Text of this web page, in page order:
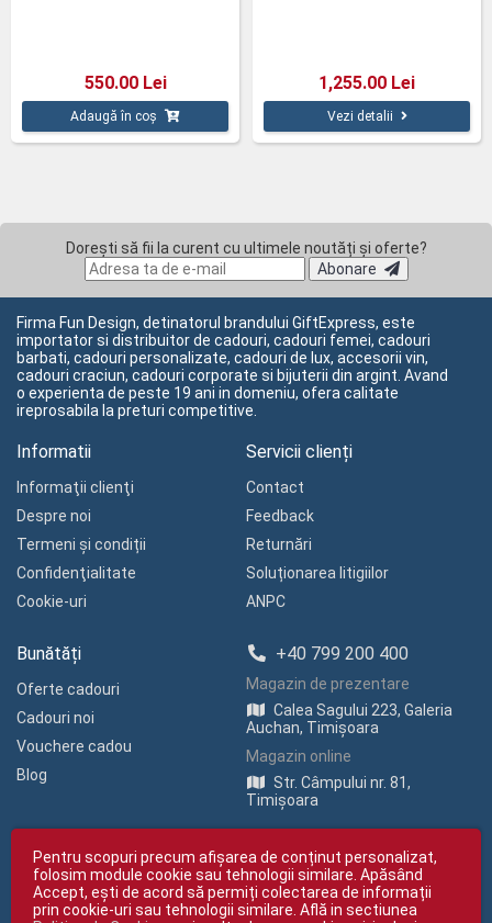
550.00 Lei
Adaugă în coș
1,255.00 Lei
Vezi detalii
Dorești să fii la curent cu ultimele noutăți și oferte?
Abonare
Firma Fun Design, detinatorul brandului GiftExpress, este
importator si distribuitor de cadouri, cadouri femei, cadouri
barbati, cadouri personalizate, cadouri de lux, accesorii vin,
cadouri craciun, cadouri corporate si bijuterii din argint. Avand
o experienta de peste 19 ani in domeniu, ofera calitate
ireprosabila la preturi competitive.
Informatii
Informaţii clienţi
Despre noi
Termeni și condiții
Confidenţialitate
Cookie-uri
Servicii clienți
Contact
Feedback
Returnări
Soluționarea litigiilor
ANPC
Bunătăți
Oferte cadouri
Cadouri noi
Vouchere cadou
Blog
+40 799 200 400
Magazin de prezentare
Calea Sagului 223, Galeria
Auchan, Timișoara
Magazin online
Str. Câmpului nr. 81,
Timișoara
Pentru scopuri precum afișarea de conținut personalizat,
folosim module cookie sau tehnologii similare. Apăsând
Accept, ești de acord să permiți colectarea de informații
prin cookie-uri sau tehnologii similare. Află in sectiunea